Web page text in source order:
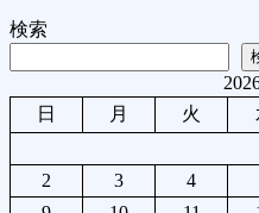
検索
日
月 火
2
3 4